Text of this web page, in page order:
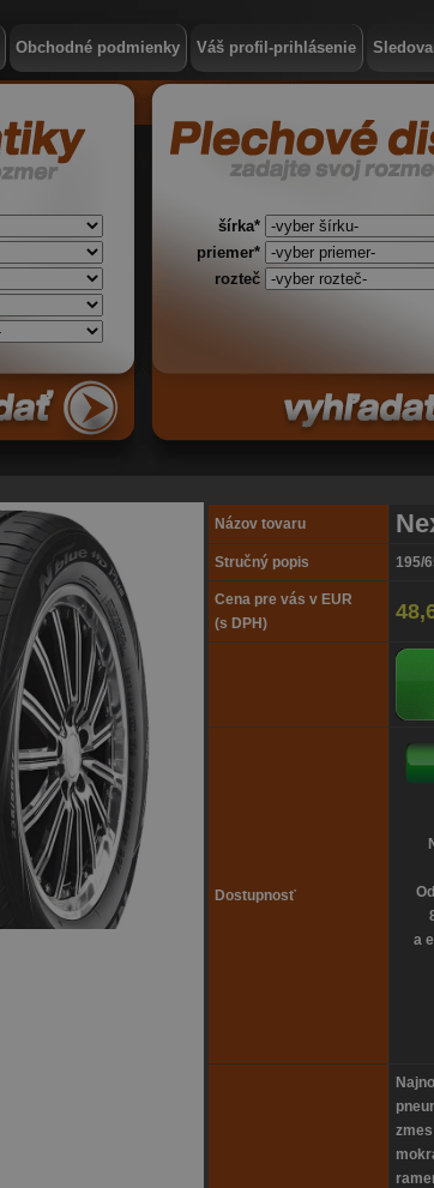
Obchodné podmienky Váš profil-prihlásenie
šírka*
priemer*
rozteč
Názov tovaru
Stručný popis 195/
Cena pre vás v EUR
(s DPH)
Dostupnosť
a